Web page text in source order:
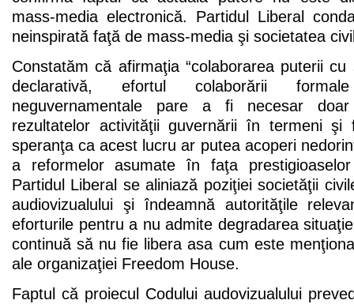
mass-media electronică. Partidul Liberal
neinspirată faţă de mass-media şi societatea
Constatăm că afirmaţia “colaborarea puterii cu
declarativă, efortul colaborării
neguvernamentale pare a fi necesar
rezultatelor activităţii guvernării în termeni şi
speranţa ca acest lucru ar putea acoperi
a reformelor asumate în faţa
Partidul Liberal se aliniază poziţiei societăţii
audiovizualului şi îndeamnă autorităţile
eforturile pentru a nu admite degradarea
continuă să nu fie libera asa cum este
ale organizaţiei Freedom House.
Faptul că proiecul Codului audovizualului